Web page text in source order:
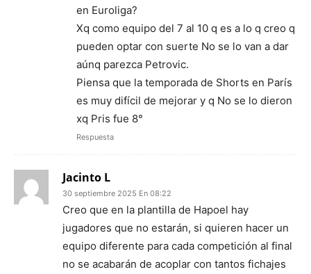
en Euroliga?
Xq como equipo del 7 al 10 q es a lo q creo q
pueden optar con suerte No se lo van a dar
aúnq parezca Petrovic.
Piensa que la temporada de Shorts en París
es muy difícil de mejorar y q No se lo dieron
xq Pris fue 8°
Respuesta
Jacinto L
30 septiembre 2025 En 08:22
Creo que en la plantilla de Hapoel hay
jugadores que no estarán, si quieren hacer un
equipo diferente para cada competición al final
no se acabarán de acoplar con tantos fichajes